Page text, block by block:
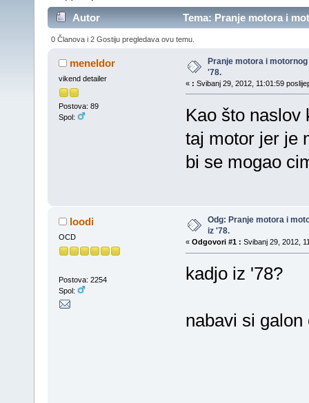
Autor Tema: Pranje motora i
0 Članova i 2 Gostiju pregledava ovu temu.
meneldor
vikend detailer
Postova: 89
Spol:
Pranje motora i
'78.
« : Svibanj 29, 2012, 11:01:59
Kao što naslov
taj motor jer je
bi se mogao
loodi
OCD
Postova: 2254
Spol:
Odg: Pranje motora i
iz '78.
« Odgovori #1 : Svibanj 29, 2012,
kadjo iz '78?
nabavi si